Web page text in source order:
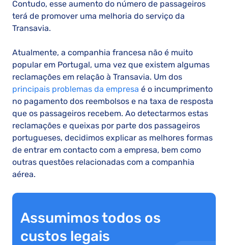
Contudo, esse aumento do número de passageiros
terá de promover uma melhoria do serviço da
Transavia.
Atualmente, a companhia francesa não é muito
popular em Portugal, uma vez que existem algumas
reclamações em relação à Transavia. Um dos
principais problemas da empresa é o incumprimento
no pagamento dos reembolsos e na taxa de resposta
que os passageiros recebem. Ao detectarmos estas
reclamações e queixas por parte dos passageiros
portugueses, decidimos explicar as melhores formas
de entrar em contacto com a empresa, bem como
outras questões relacionadas com a companhia
aérea.
Assumimos todos os
custos legais